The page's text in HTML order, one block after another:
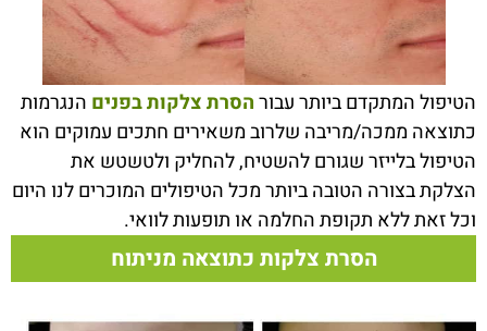
הטיפול המתקדם ביותר עבורהסרת צלקות בפנים הנגרמות
כתוצאה ממכה/מריבה שלרוב משאירים חתכים עמוקים הוא
הטיפול בלייזר שגורם להשטיח, להחליק ולטשטש את
הצלקת בצורה הטובה ביותר מכל הטיפולים המוכרים לנו היום
וכל זאת ללא תקופת החלמה או תופעות לוואי.
הסרת צלקות כתוצאה מניתוח